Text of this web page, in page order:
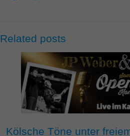
Related posts
Kölsche Töne unter